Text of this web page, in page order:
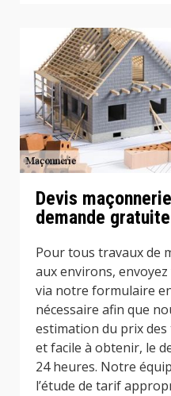
Devis
demande gratuite
Pour tous travaux de
aux environs,
via notre formulaire
nécessaire afin que
estimation du prix des
et facile à obtenir, le
24 heures. Notre
l’étude de tarif